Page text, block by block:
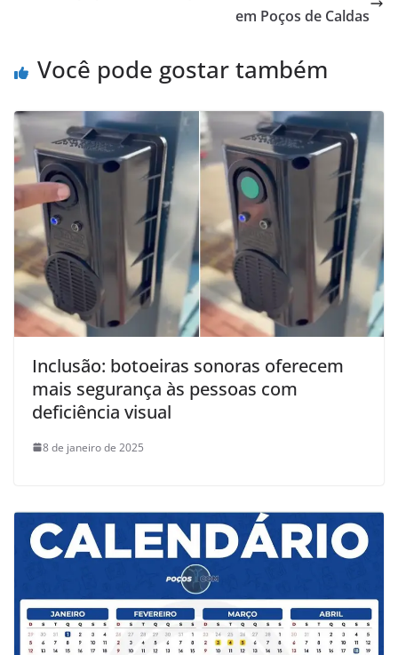
em Poços de Caldas
Você pode gostar também
Inclusão: botoeiras sonoras oferecem
mais segurança às pessoas com
deficiência visual
8 de janeiro de 2025